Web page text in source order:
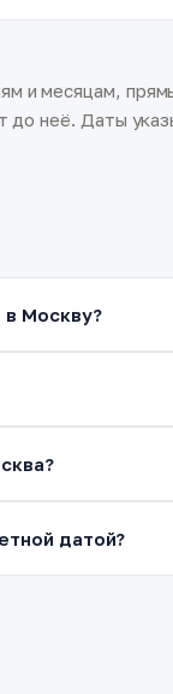
и месяцам,
неё. Даты
в Москву?
датой?